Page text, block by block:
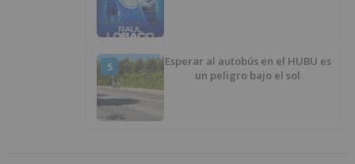
5
Esperar al autobús en el HUBU es
un peligro bajo el sol